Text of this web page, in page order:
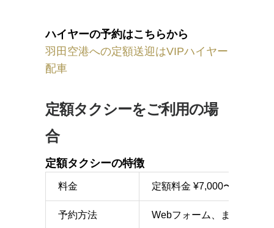
ハイヤーの予約はこちらから
羽田空港への定額送迎はVIPハイヤー
配車
定額タクシーをご利用の場
合
定額タクシーの特徴
料金 定額料金 ¥7,000〜（別途
予約方法 Webフォーム、または電話